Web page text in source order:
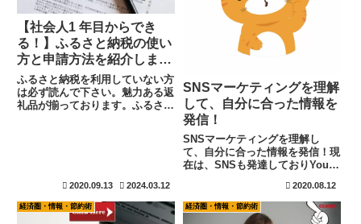
【社会人1 年目からでき
る！】ふるさと納税の使い
方と申請方法を紹介しま
す。
ふるさと納税を利用していない方
は必ず読んで下さい。魅力ある返
礼品が揃っております。ふるさと
2020.09.13 2024.03.12
SNSマーケティングを理解
して、自分に合った情報を
発信！
SNSマーケティングを理解し
て、自分に合った情報を発信！現
在は、SNSも発達しておりYou
Facebookと様々なものがありま
す。SNSで情報発信をする時、
正直どのコンテンツが良いのか迷
2020.08.12
経済圏・情報・節約術 経済圏・情報・節約術